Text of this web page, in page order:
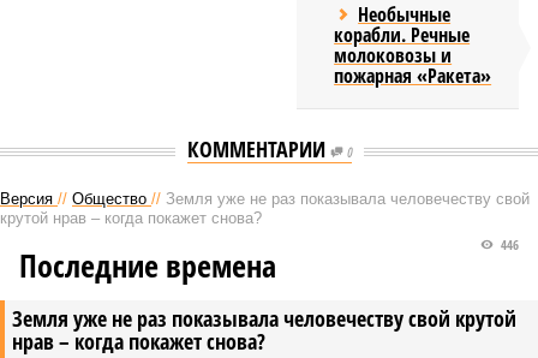
Необычные
корабли. Речные
молоковозы и
пожарная «Ракета»
КОММЕНТАРИИ 0
Версия // Общество // Земля уже не раз показывала человечеству свой
крутой нрав – когда покажет снова?
Земля уже не раз показывала человечеству свой крутой
нрав – когда покажет снова?
446
Последние времена